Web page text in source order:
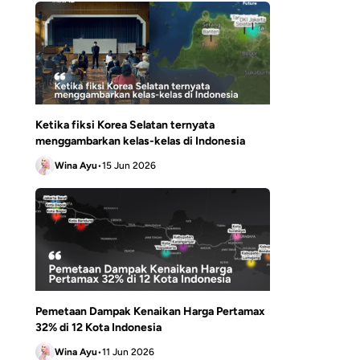
Ketika fiksi Korea Selatan ternyata
menggambarkan kelas-kelas di Indonesia
Wina Ayu•15 Jun 2026
Pemetaan Dampak Kenaikan Harga Pertamax
32% di 12 Kota Indonesia
Wina Ayu•11 Jun 2026